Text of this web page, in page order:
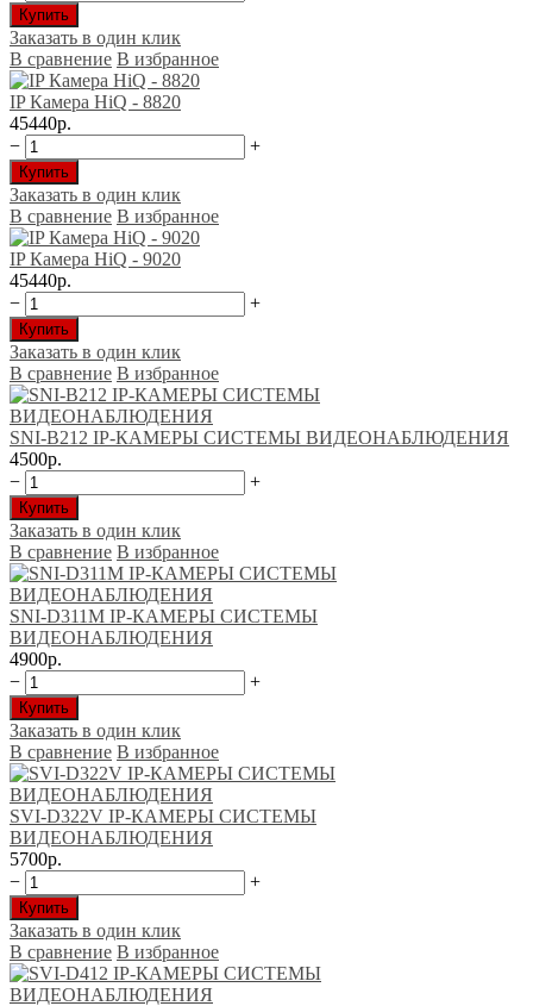
Купить
Заказать в один клик
В сравнение В избранное
IP Камера HiQ - 8820
45440р.
−
+
Купить
Заказать в один клик
В сравнение В избранное
IP Камера HiQ - 9020
45440р.
−
+
Купить
Заказать в один клик
В сравнение В избранное
SNI-B212 IP-КАМЕРЫ CИСТЕМЫ ВИДЕОНАБЛЮДЕНИЯ
4500р.
−
+
Купить
Заказать в один клик
В сравнение В избранное
SNI-D311M IP-КАМЕРЫ CИСТЕМЫ
ВИДЕОНАБЛЮДЕНИЯ
4900р.
−
+
Купить
Заказать в один клик
В сравнение В избранное
SVI-D322V IP-КАМЕРЫ CИСТЕМЫ
ВИДЕОНАБЛЮДЕНИЯ
5700р.
−
+
Купить
Заказать в один клик
В сравнение В избранное